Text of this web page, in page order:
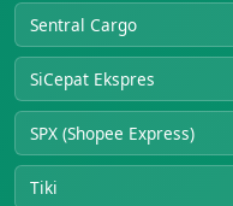
Sentral Cargo
SiCepat Ekspres
SPX (Shopee Express)
Tiki